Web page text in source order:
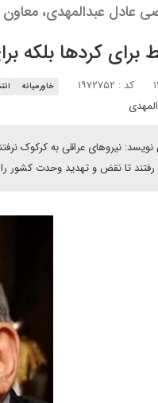
عادل عبدالمهدی،
برای کردها بلکه
کد : ۱۹۷۲۷۵۲ خاورمیانه
نیروهای عراقی به کرکوک
رفتند تا نقض و تهدید وحدت کشور